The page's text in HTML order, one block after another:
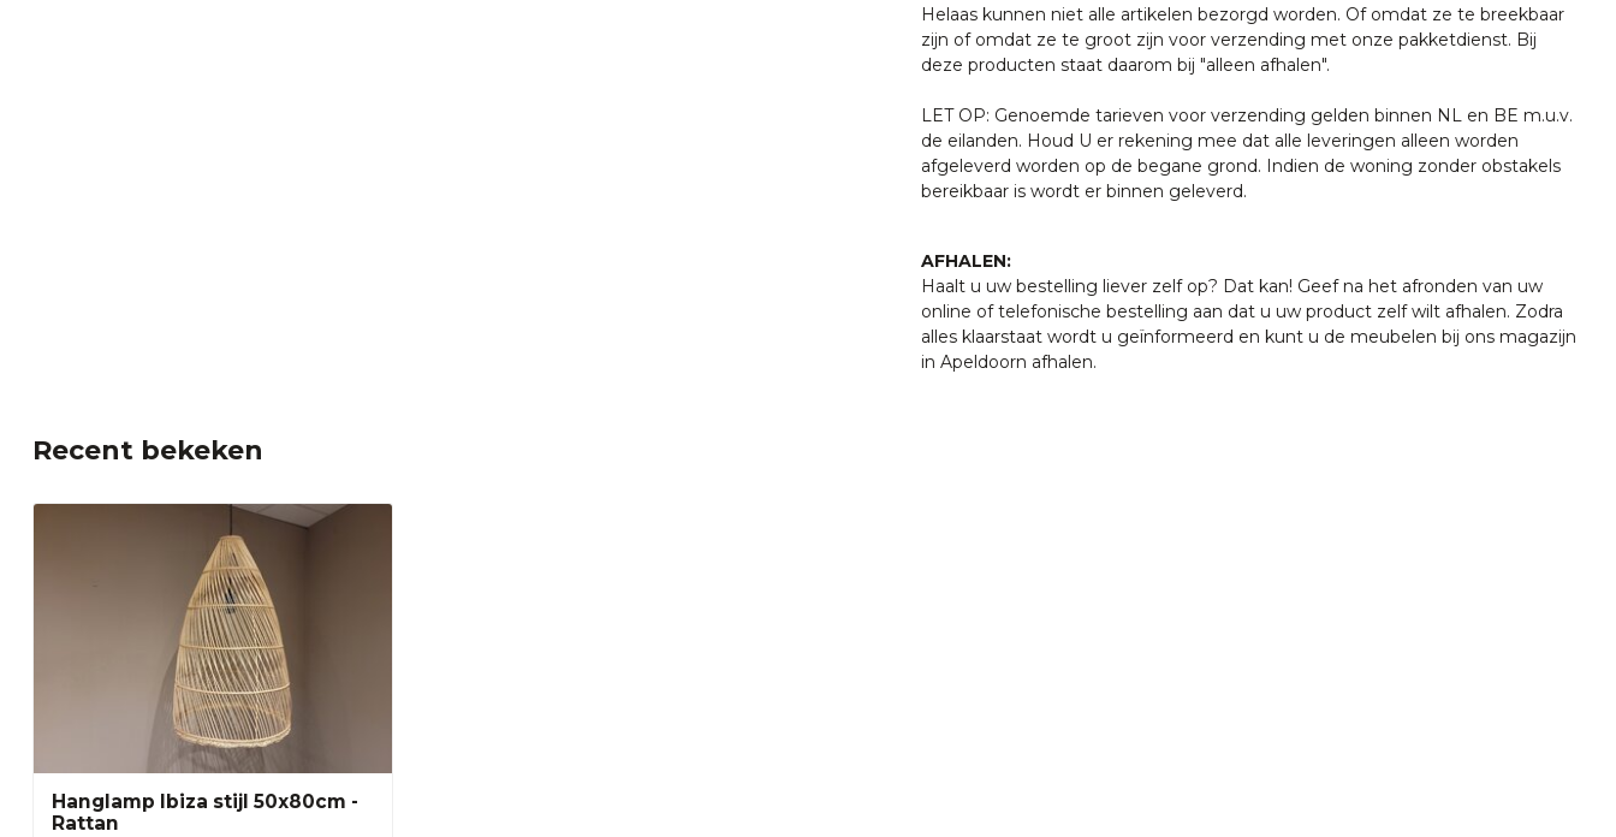
Helaas kunnen niet alle artikelen bezorgd worden. Of omdat ze te breekbaar
zijn of omdat ze te groot zijn voor verzending met onze pakketdienst. Bij
deze producten staat daarom bij "alleen afhalen".
LET OP: Genoemde tarieven voor verzending gelden binnen NL en BE m.u.v.
de eilanden. Houd U er rekening mee dat alle leveringen alleen worden
afgeleverd worden op de begane grond. Indien de woning zonder obstakels
bereikbaar is wordt er binnen geleverd.
AFHALEN:
Haalt u uw bestelling liever zelf op? Dat kan! Geef na het afronden van uw
online of telefonische bestelling aan dat u uw product zelf wilt afhalen. Zodra
alles klaarstaat wordt u geïnformeerd en kunt u de meubelen bij ons magazijn
in Apeldoorn afhalen.
Recent bekeken
Hanglamp Ibiza stijl 50x80cm -
Rattan